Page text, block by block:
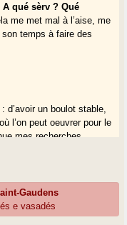
qué sèrv ? Qué
me met mal à l’aise, me
temps à faire des
d’avoir un boulot stable,
l’on peut oeuvrer pour le
mes recherches
départementales...).
Gaudens
e vasadés